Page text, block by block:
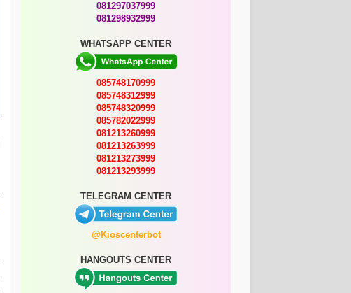
081297037999
081298932999
WHATSAPP CENTER
085748170999
085748312999
085748320999
085782022999
081213260999
081213263999
081213273999
081213293999
TELEGRAM CENTER
@Kioscenterbot
HANGOUTS CENTER